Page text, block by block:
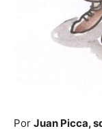
Por Juan Picca,